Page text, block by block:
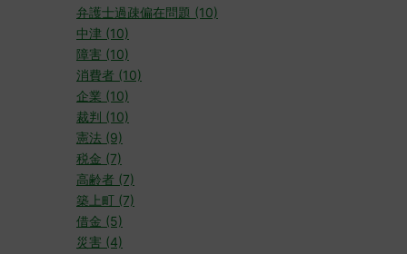
弁護士過疎偏在問題 (10)
中津 (10)
障害 (10)
消費者 (10)
企業 (10)
裁判 (10)
憲法 (9)
税金 (7)
高齢者 (7)
築上町 (7)
借金 (5)
災害 (4)